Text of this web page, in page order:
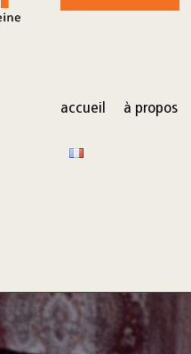
accueil à propos